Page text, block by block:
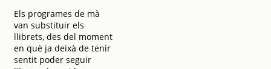
Els programes de mà
van substituir els
llibrets, des del moment
en què ja deixà de tenir
sentit poder seguir